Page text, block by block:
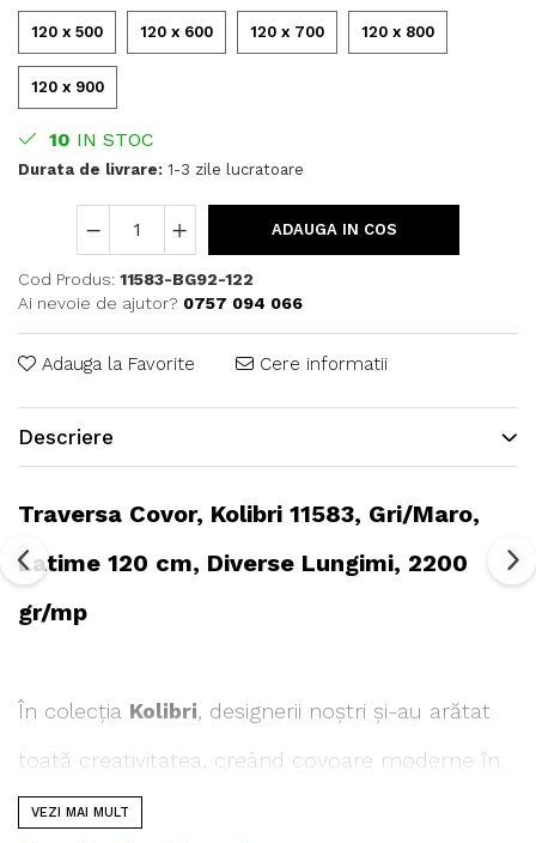
120 x 500 120 x 600 120 x 700 120 x 800
120 x 900
10 IN STOC
Durata de livrare: 1-3 zile lucratoare
ADAUGA IN COS
Cod Produs: 11583-BG92-122
Ai nevoie de ajutor? 0757 094 066
Adauga la Favorite Cere informatii
Descriere
Traversa Covor, Kolibri 11583, Gri/Maro,
Latime 120 cm, Diverse Lungimi, 2200
gr/mp
În colecția Kolibri, designerii noștri și-au arătat
toată creativitatea, creând covoare moderne în
cele mai vibrante culori și modele deosebite.
VEZI MAI MULT